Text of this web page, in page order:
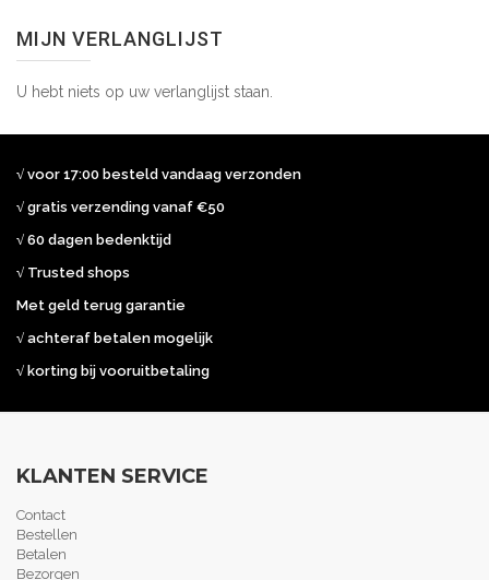
MIJN VERLANGLIJST
U hebt niets op uw verlanglijst staan.
√ voor 17:00 besteld vandaag verzonden
√ gratis verzending vanaf €50
√ 60 dagen bedenktijd
√ Trusted shops
Met geld terug garantie
√ achteraf betalen mogelijk
√ korting bij vooruitbetaling
KLANTEN SERVICE
Contact
Bestellen
Betalen
Bezorgen